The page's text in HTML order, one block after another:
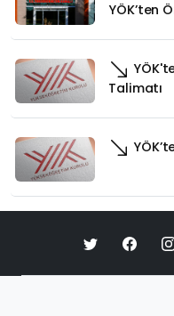
YÖK’ten
Talimatı